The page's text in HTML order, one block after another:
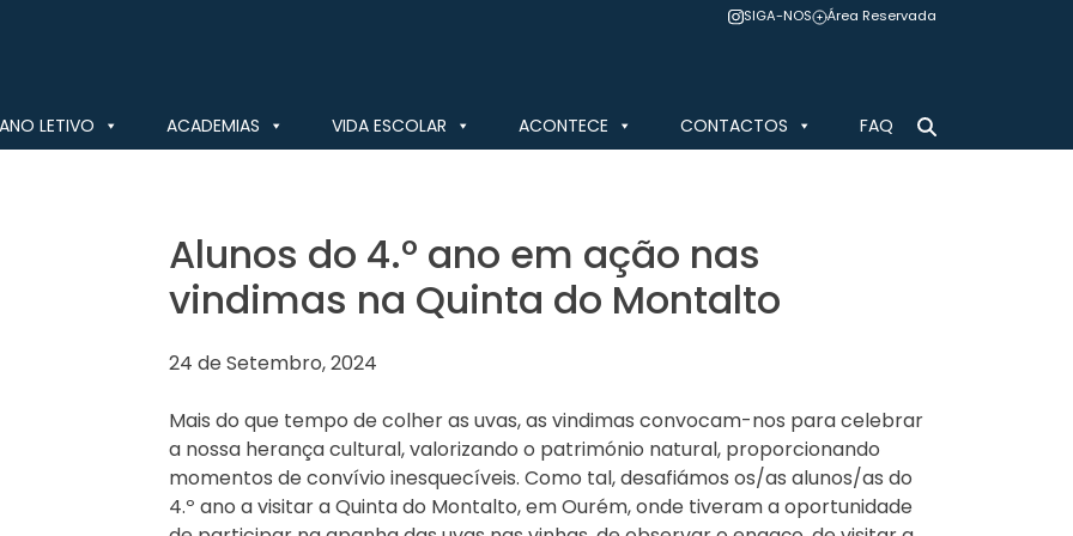
SIGA-NOS Área Reservada
ANO LETIVO ACADEMIAS VIDA ESCOLAR ACONTECE CONTACTOS FAQ
Alunos do 4.º ano em ação nas
vindimas na Quinta do Montalto
24 de Setembro, 2024
Mais do que tempo de colher as uvas, as vindimas convocam-nos para celebrar
a nossa herança cultural, valorizando o património natural, proporcionando
momentos de convívio inesquecíveis. Como tal, desafiámos os/as alunos/as do
4.º ano a visitar a Quinta do Montalto, em Ourém, onde tiveram a oportunidade